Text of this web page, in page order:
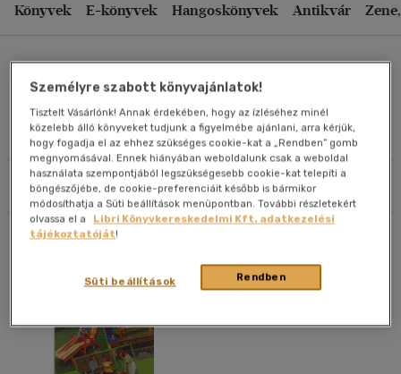
Könyvek E-könyvek Hangoskönyvek Antikvár
Dr. Kovácsné Zentai Katalin
Művei
Szűrés Rendezés
Ár szerint csökkenő
Eladott darabszám szerint csökkenő
Eladott darabszám szerint növekvő
Cím szerint A-Z
Szerző szerint A-Z
Megjelenítés
20 db / oldal
Alkalmaz
Személyre szabott könyvajánlatok!
Tisztelt Vásárlónk! Annak érdekében, hogy az ízléséhez minél
közelebb álló könyveket tudjunk a figyelmébe ajánlani, arra kérjük,
hogy fogadja el az ehhez szükséges cookie-kat a „Rendben” gomb
megnyomásával. Ennek hiányában weboldalunk csak a weboldal
használata szempontjából legszükségesebb cookie-kat telepíti a
böngészőjébe, de cookie-preferenciáit később is bármikor
módosíthatja a Süti beállítások menüpontban. További részletekért
olvassa el a
Libri Könyvkereskedelmi Kft. adatkezelési
tájékoztatóját!
Rendben
Süti beállítások